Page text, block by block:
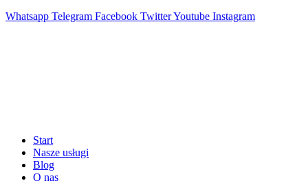
Whatsapp Telegram Facebook TwitterYoutube Instagram
Start
Nasze usługi
Blog
O nas